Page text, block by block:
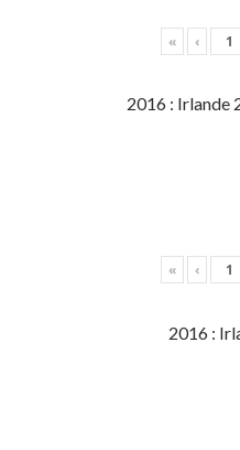
« ‹
2016 : Irlande
« ‹
2016 :